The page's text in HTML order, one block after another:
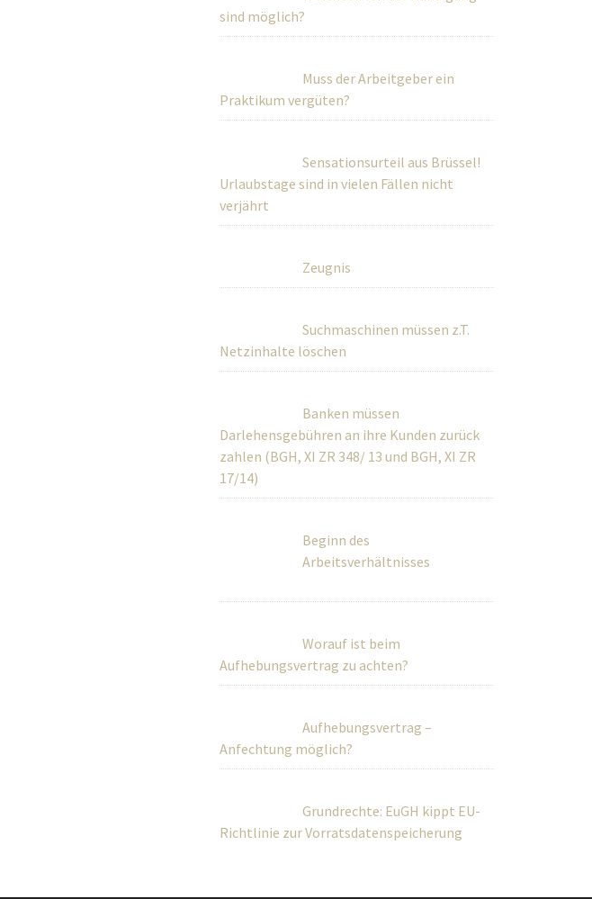
sind möglich?
Muss der Arbeitgeber ein
Praktikum vergüten?
Sensationsurteil aus Brüssel!
Urlaubstage sind in vielen Fällen nicht
verjährt
Zeugnis
Suchmaschinen müssen z.T.
Netzinhalte löschen
Banken müssen
Darlehensgebühren an ihre Kunden zurück
zahlen (BGH, XI ZR 348/ 13 und BGH, XI ZR
17/14)
Beginn des
Arbeitsverhältnisses
Aufhebungsvertrag zu achten?
Anfechtung möglich?
Richtlinie zur Vorratsdatenspeicherung